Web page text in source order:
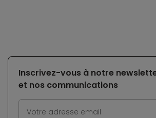
Inscrivez-vous à notre
et nos communications